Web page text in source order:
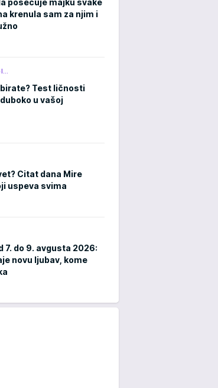
posećuje majku svake
krenula sam za njim i
Test ličnosti
u vašoj
Citat dana Mire
uspeva svima
7. do 9. avgusta 2026:
novu ljubav, kome